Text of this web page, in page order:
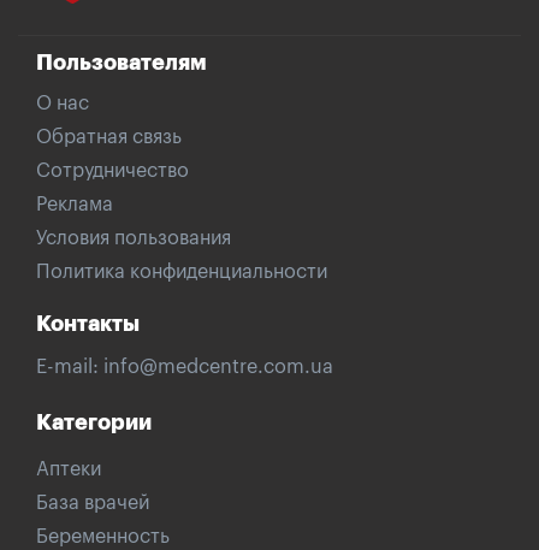
Пользователям
О нас
Обратная связь
Сотрудничество
Реклама
Условия пользования
Политика конфиденциальности
Контакты
E-mail: info@medcentre.com.ua
Категории
Аптеки
База врачей
Беременность